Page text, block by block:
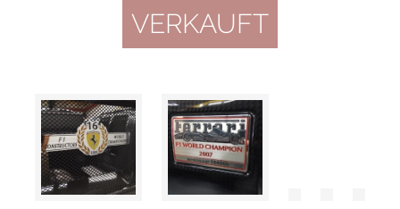
VERKAUFT